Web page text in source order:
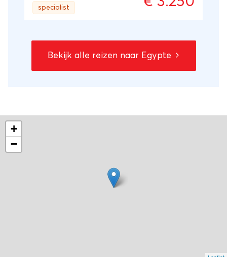
avontuur in de hoofdstad Caïro, waar u
Egyptisch Museum en de nabijgelegen
piramides in Gizeh. Vanuit Caïro vliegt u
naar Amman, de hoofdstad van Jordanië.
Vanuit Amman rijdt u via de oude
specialist
Bekijk alle reizen naar Egypte
+
−